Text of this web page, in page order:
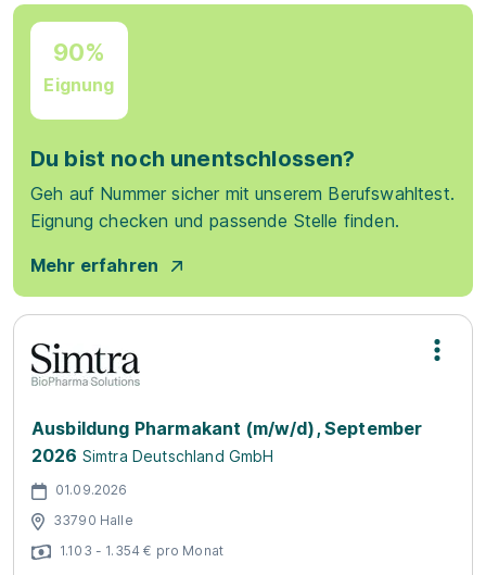
90%
Eignung
Du bist noch unentschlossen?
Geh auf Nummer sicher mit unserem Berufswahltest.
Eignung checken und passende Stelle finden.
Mehr erfahren
Ausbildung Pharmakant (m/w/d), September
2026 Simtra Deutschland GmbH
01.09.2026
33790 Halle
1.103 - 1.354 € pro Monat